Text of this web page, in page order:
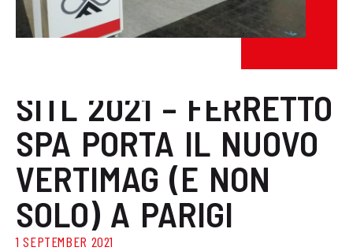
SITL 2021 – FERRETTO
SPA PORTA IL NUOVO
VERTIMAG (E NON
SOLO) A PARIGI
1 SEPTEMBER 2021